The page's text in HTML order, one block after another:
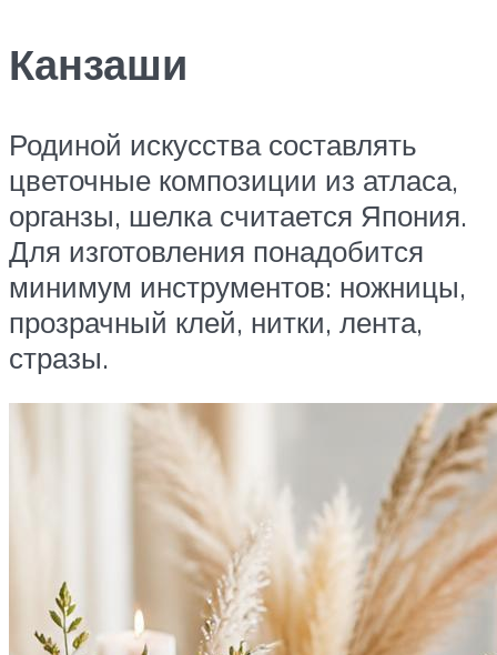
Канзаши
Родиной искусства составлять
цветочные композиции из атласа,
органзы, шелка считается Япония.
Для изготовления понадобится
минимум инструментов: ножницы,
прозрачный клей, нитки, лента,
стразы.